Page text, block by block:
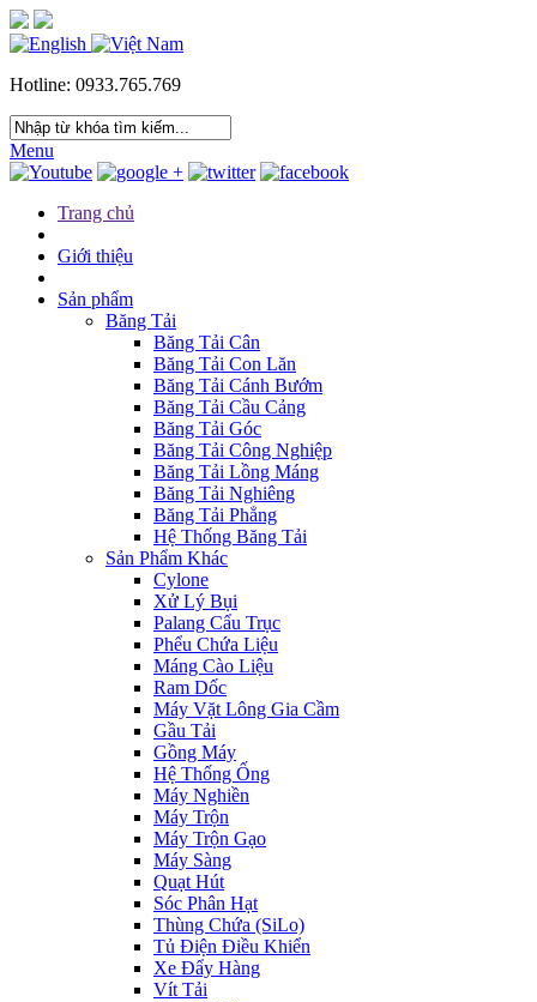
Hotline: 0933.765.769
Menu
Trang chủ
Giới thiệu
Sản phẩm
Băng Tải
Băng Tải Cân
Băng Tải Con Lăn
Băng Tải Cánh Bướm
Băng Tải Cầu Cảng
Băng Tải Góc
Băng Tải Công Nghiệp
Băng Tải Lồng Máng
Băng Tải Nghiêng
Băng Tải Phẳng
Hệ Thống Băng Tải
Sản Phẩm Khác
Cylone
Xử Lý Bụi
Palang Cẩu Trục
Phểu Chứa Liệu
Máng Cào Liệu
Ram Dốc
Máy Vặt Lông Gia Cầm
Gầu Tải
Gồng Máy
Hệ Thống Ống
Máy Nghiền
Máy Trộn
Máy Trộn Gạo
Máy Sàng
Quạt Hút
Sóc Phân Hạt
Thùng Chứa (SiLo)
Tủ Điện Điều Khiển
Xe Đẩy Hàng
Vít Tải